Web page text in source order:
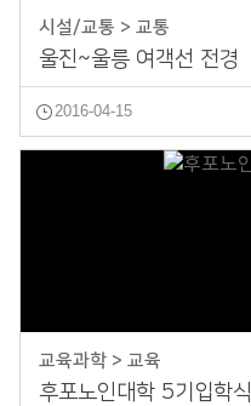
시설/교통 > 교통
울진~울릉 여객선 전경
2016-04-15
교육과학 > 교육
후포노인대학 5기입학식